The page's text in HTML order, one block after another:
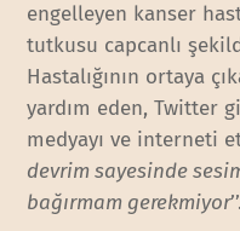
engelleyen kanser
tutkusu capcanlı
Hastalığının ortaya
yardım eden, Twitter
medyayı ve interneti
devrim sayesinde
bağırmam gerekmiyor’’.